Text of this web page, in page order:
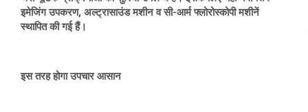
इमेजिंग उपकरण, अल्ट्रासाउंड मशीन व सी-आर्म फ्लोरोस्कोपी मशीनें
स्थापित की गई हैं।
इस तरह होगा उपचार आसान